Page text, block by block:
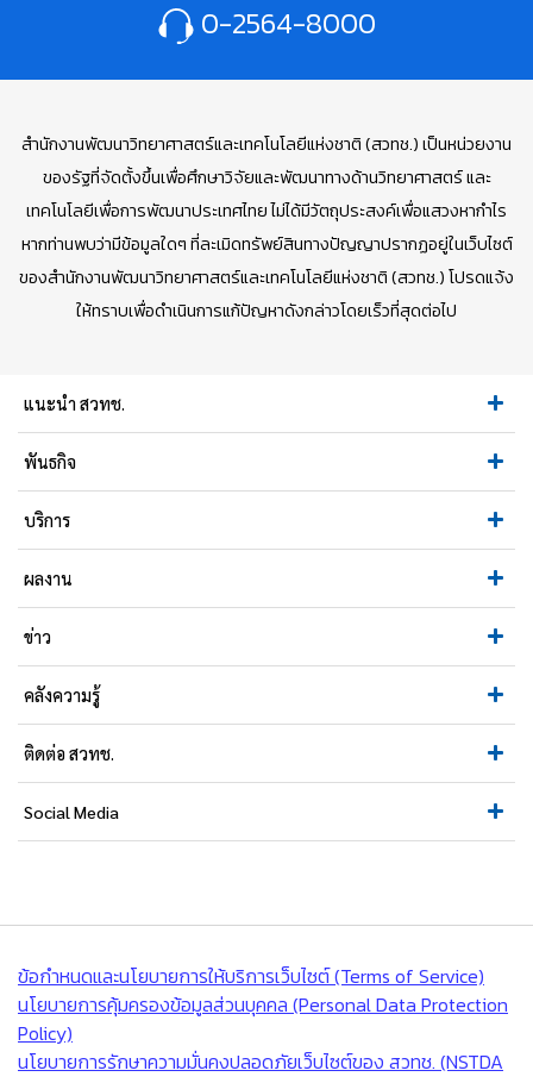
0-2564-8000
สำนักงานพัฒนาวิทยาศาสตร์และเทคโนโลยีแห่งชาติ (สวทช.) เป็นหน่วยงาน
ของรัฐที่จัดตั้งขึ้นเพื่อศึกษาวิจัยและพัฒนาทางด้านวิทยาศาสตร์ และ
เทคโนโลยีเพื่อการพัฒนาประเทศไทย ไม่ได้มีวัตถุประสงค์เพื่อแสวงหากำไร
หากท่านพบว่ามีข้อมูลใดๆ ที่ละเมิดทรัพย์สินทางปัญญาปรากฏอยู่ในเว็บไซต์
ของสำนักงานพัฒนาวิทยาศาสตร์และเทคโนโลยีแห่งชาติ (สวทช.) โปรดแจ้ง
ให้ทราบเพื่อดำเนินการแก้ปัญหาดังกล่าวโดยเร็วที่สุดต่อไป
แนะนำ สวทช.
พันธกิจ
บริการ
ผลงาน
ข่าว
คลังความรู้
ติดต่อ สวทช.
Social Media
ข้อกำหนดและนโยบายการให้บริการเว็บไซต์ (Terms of Service)
นโยบายการคุ้มครองข้อมูลส่วนบุคคล (Personal Data Protection
Policy)
นโยบายการรักษาความมั่นคงปลอดภัยเว็บไซต์ของ สวทช. (NSTDA